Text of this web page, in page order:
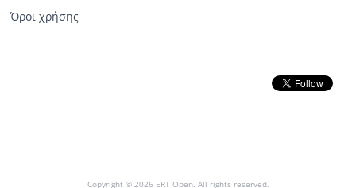
Όροι χρήσης
Copyright © 2026 ERT Open. All rights reserved.